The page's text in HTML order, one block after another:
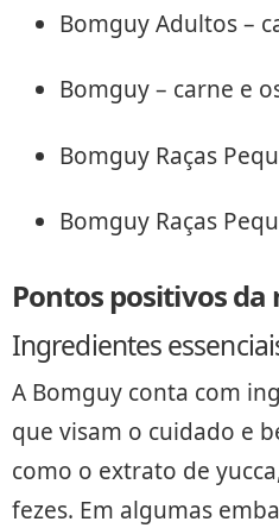
Bomguy Adultos –
Bomguy – carne e
Bomguy Raças
Bomguy Raças
Pontos positivos da
Ingredientes
A Bomguy conta com
que visam o cuidado e
como o extrato de
fezes. Em algumas